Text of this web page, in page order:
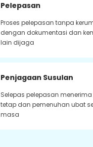
Pelepasan
Proses pelepasan tanpa
dengan dokumentasi dan
lain dijaga
Penjagaan Susulan
Selepas pelepasan
tetap dan pemenuhan ubat
masa